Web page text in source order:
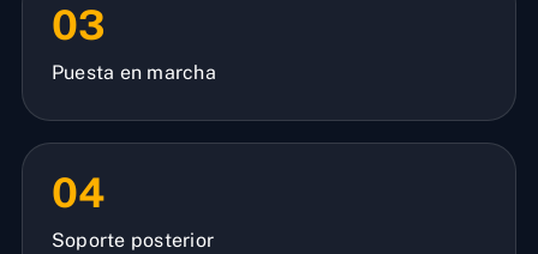
03
Puesta en marcha
04
Soporte posterior